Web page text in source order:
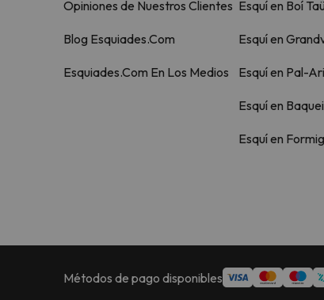
Opiniones de Nuestros Clientes
Blog Esquiades.Com
Esquiades.Com En Los Medios
Esquí en Boí
Esquí en
Esquí en Pal-
Esquí en
Esquí en
Métodos de pago disponibles